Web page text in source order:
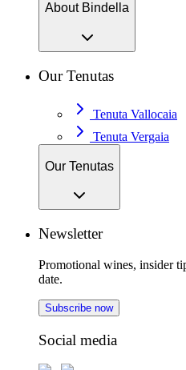
About Bindella
Our Tenutas
Tenuta Vallocaia
Tenuta Vergaia
Our Tenutas
Newsletter
Promotional wines, insider
date.
Subscribe now
Social media